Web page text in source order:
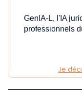
GenIA-L, l'IA
professionnels
Je